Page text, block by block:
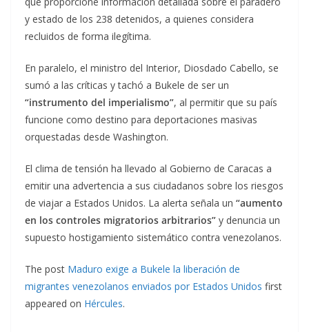
y estado de los 238 detenidos, a quienes considera
recluidos de forma ilegítima.
En paralelo, el ministro del Interior, Diosdado Cabello, se
sumó a las críticas y tachó a Bukele de ser un
“instrumento del imperialismo”, al permitir que su país
funcione como destino para deportaciones masivas
orquestadas desde Washington.
El clima de tensión ha llevado al Gobierno de Caracas a
emitir una advertencia a sus ciudadanos sobre los riesgos
de viajar a Estados Unidos. La alerta señala un “aumento
en los controles migratorios arbitrarios” y denuncia un
supuesto hostigamiento sistemático contra venezolanos.
The post Maduro exige a Bukele la liberación de
migrantes venezolanos enviados por Estados Unidos first
appeared on Hércules.